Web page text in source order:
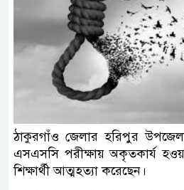
ঠাকুরগাঁও জেলার হরিপুর
এসএসসি পরীক্ষায় অকৃতকার্য
শিক্ষার্থী আত্মহত্যা করেছেন।